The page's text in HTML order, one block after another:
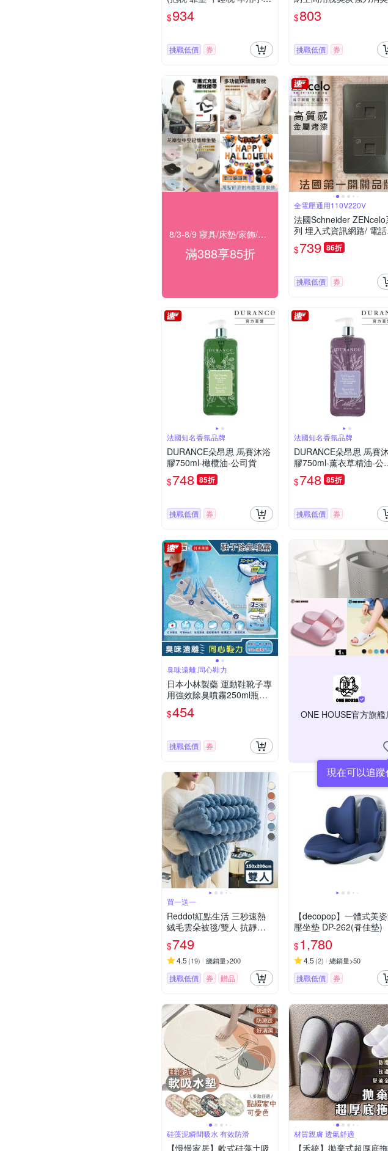
枕)
$934
挑戰低價 券
膠除臭劑300g/大橘盒(衣
去味消臭,壁櫥櫥櫃除味淨
$803
挑戰低價 券
8/3-8/9 寢具/床墊/家飾/開運 滿388享85折
滿388享85折
全電壓通用110V220V
法國Schneider ZENcelo
列 埋入式資訊網路/ 電
座_鐵灰色
$739 86折
挑戰低價 券
法國知名香氛品牌
DURANCE朵昂思 馬賽沐浴
膠750ml-橄欖油-公司貨
$748 85折
挑戰低價 券
法國知名香氛品牌
DURANCE朵昂思 馬賽
膠750ml-薰衣草精油-公
貨
$748 85折
挑戰低價 券
臭味遠離,同心鞋力
日本小林製藥 運動鞋靴子專
用強效除臭噴霧250ml瓶裝
(超濃縮噴800次 吸濕消臭去
味腳底乾爽版)
$454
挑戰低價 券
ONE HOUSE官方旗艦
現在可以追蹤
買一送一
Reddot紅點生活 三秒速熱
絨毛雲朵被毯/雙人 抗靜電
(買1送1)
$749
4.5 (19) 總銷量>200
挑戰低價 券 贈品
【decopop】一體式美
壓坐墊 DP-262(脊佳墊)
$1,780
4.5 (2) 總銷量>50
挑戰低價 券
硅藻泥瞬間吸水 有效防滑
【慢慢家居】軟式硅藻土吸
材質親膚 透氣舒適
【禾統】拋棄式超厚底